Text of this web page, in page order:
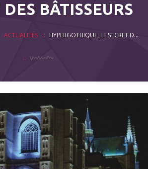
DES BÂTISSEURS
ACTUALITÉS HYPERGOTHIQUE, LE SECRET DES BÂTISSEURS